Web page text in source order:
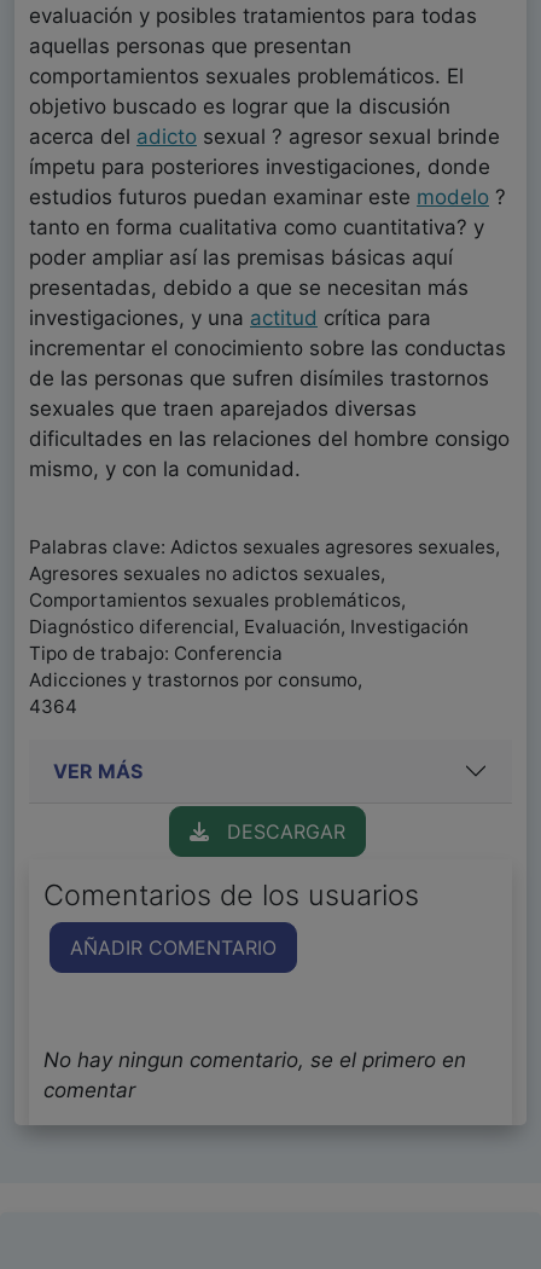
evaluación y posibles tratamientos para todas
aquellas personas que presentan
comportamientos sexuales problemáticos. El
objetivo buscado es lograr que la discusión
acerca del adicto sexual ? agresor sexual brinde
ímpetu para posteriores investigaciones, donde
estudios futuros puedan examinar este modelo ?
tanto en forma cualitativa como cuantitativa? y
poder ampliar así las premisas básicas aquí
presentadas, debido a que se necesitan más
investigaciones, y una actitud crítica para
incrementar el conocimiento sobre las conductas
de las personas que sufren disímiles trastornos
sexuales que traen aparejados diversas
dificultades en las relaciones del hombre consigo
mismo, y con la comunidad.
Palabras clave: Adictos sexuales agresores sexuales,
Agresores sexuales no adictos sexuales,
Comportamientos sexuales problemáticos,
Diagnóstico diferencial, Evaluación, Investigación
Tipo de trabajo: Conferencia
Adicciones y trastornos por consumo,
4364
VER MÁS
DESCARGAR
Comentarios de los usuarios
AÑADIR COMENTARIO
No hay ningun comentario, se el primero en
comentar